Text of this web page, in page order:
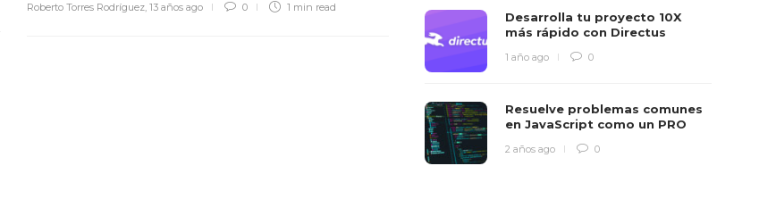
Roberto Torres Rodríguez, 13 años ago 0 1 min read
Desarrolla tu proyecto 10X
más rápido con Directus
1 año ago 0
Resuelve problemas comunes
en JavaScript como un PRO
2 años ago 0